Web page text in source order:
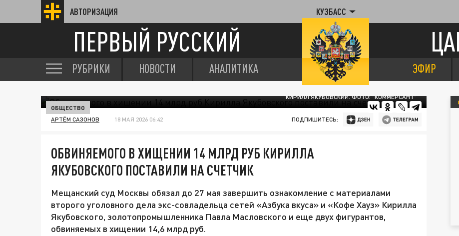
АВТОРИЗАЦИЯ КУЗБАСС
ПЕРВЫЙ РУССКИЙ
РУБРИКИ НОВОСТИ АНАЛИТИКА ЭФИР
КИРИЛЛ ЯКУБОВСКИЙ. ФОТО: "КОММЕРСАНТ"
ОБЩЕСТВО
АРТЁМ САЗОНОВ 18 МАЯ 2026 06:42 ПОДПИШИТЕСЬ:
ОБВИНЯЕМОГО В ХИЩЕНИИ 14 МЛРД РУБ КИРИЛЛА
ЯКУБОВСКОГО ПОСТАВИЛИ НА СЧЕТЧИК
Мещанский суд Москвы обязал до 27 мая завершить ознакомление с материалами
второго уголовного дела экс-совладельца сетей «Азбука вкуса» и «Кофе Хауз» Кирилла
Якубовского, золотопромышленника Павла Масловского и еще двух фигурантов,
обвиняемых в хищении 14,6 млрд руб.